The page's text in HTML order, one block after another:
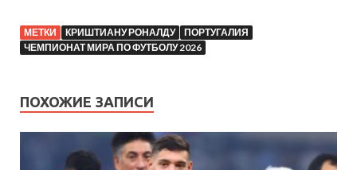
МЕТКИ КРИШТИАНУ РОНАЛДУ
ПОРТУГАЛИЯ
ЧЕМПИОНАТ МИРА ПО ФУТБОЛУ 2026
ПОХОЖИЕ ЗАПИСИ